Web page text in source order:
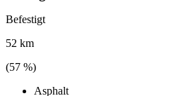
Befestigt
52 km
(57 %)
Asphalt